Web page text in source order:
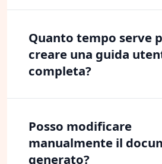
Quanto tempo serve
creare una guida
completa?
Posso modificare
manualmente il
generato?